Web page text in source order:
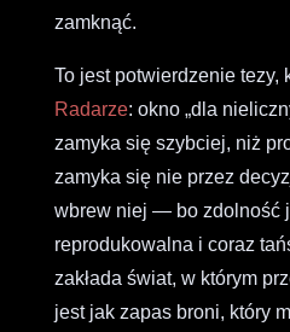
zamknąć.
To jest potwierdzenie tezy,
Radarze: okno „dla
zamyka się szybciej, niż
zamyka się nie przez
wbrew niej — bo zdolność
reprodukowalna i coraz
zakłada świat, w którym
jest jak zapas broni, który